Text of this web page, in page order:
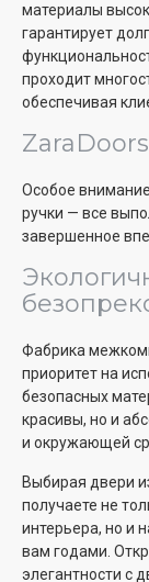
материалы
гарантирует
проходит
обеспечивая
Особое
ручки — все
завершенное
Фабрика
приоритет на
безопасных
красивы, но и
и окружающей
Выбирая двери
получаете не
интерьера, но и
вам годами.
элегантности с